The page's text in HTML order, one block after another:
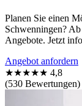
Planen Sie einen
Schwenningen?
Angebote. Jetzt
Angebot anfordern
★★★★★ 4,8
(530 Bewertungen)